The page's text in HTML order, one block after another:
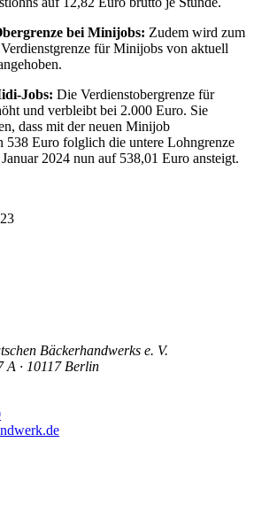
bei Minijobs: Zudem wird zum
für Minijobs von aktuell
Jobs: Die Verdienstobergrenze für
und verbleibt bei 2.000 Euro. Sie
dass mit der neuen Minijob
538 Euro folglich die untere Lohngrenze
2024 nun auf 538,01 Euro ansteigt.
Bäckerhandwerks e. V.
A · 10117 Berlin